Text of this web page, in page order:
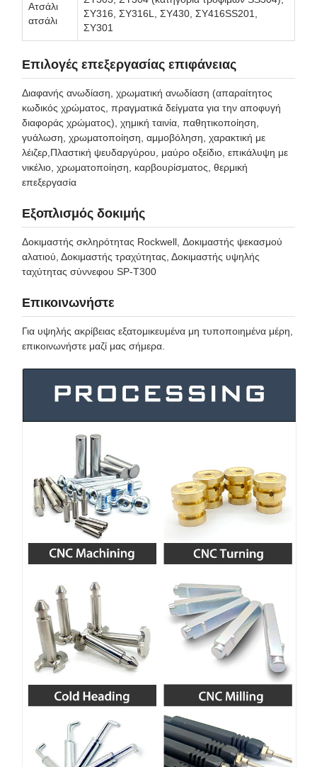
Ατσάλι
ατσάλι
ΣΥ316, ΣΥ316L, ΣΥ430, ΣΥ416SS201,
ΣΥ301
Επιλογές επεξεργασίας επιφάνειας
Διαφανής ανωδίαση, χρωματική ανωδίαση (απαραίτητος
κωδικός χρώματος, πραγματικά δείγματα για την αποφυγή
διαφοράς χρώματος), χημική ταινία, παθητικοποίηση,
γυάλωση, χρωματοποίηση, αμμοβόληση, χαρακτική με
λέιζερ,Πλαστική ψευδαργύρου, μαύρο οξείδιο, επικάλυψη με
νικέλιο, χρωματοποίηση, καρβουρίσματος, θερμική
επεξεργασία
Εξοπλισμός δοκιμής
Δοκιμαστής σκληρότητας Rockwell, Δοκιμαστής ψεκασμού
αλατιού, Δοκιμαστής τραχύτητας, Δοκιμαστής υψηλής
ταχύτητας σύννεφου SP-T300
Επικοινωνήστε
Για υψηλής ακρίβειας εξατομικευμένα μη τυποποιημένα μέρη,
επικοινωνήστε μαζί μας σήμερα.